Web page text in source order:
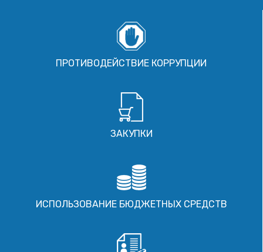
ПРОТИВОДЕЙСТВИЕ КОРРУПЦИИ
ЗАКУПКИ
ИСПОЛЬЗОВАНИЕ БЮДЖЕТНЫХ СРЕДСТВ